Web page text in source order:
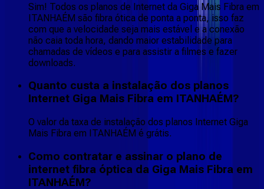
Sim! Todos os planos de Internet da Giga Mais Fibra em
ITANHAÉM são fibra ótica de ponta a ponta, isso faz
com que a velocidade seja mais estável e a conexão
não caia toda hora, dando maior estabilidade para
chamadas de vídeos e para assistir a filmes e fazer
downloads.
Quanto custa a instalação dos planos
Internet Giga Mais Fibra em ITANHAÉM?
O valor da taxa de instalação dos planos Internet Giga
Mais Fibra em ITANHAÉM é grátis.
Como contratar e assinar o plano de
internet fibra óptica da Giga Mais Fibra em
ITANHAÉM?